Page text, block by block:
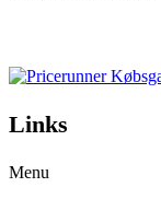
Links
Menu